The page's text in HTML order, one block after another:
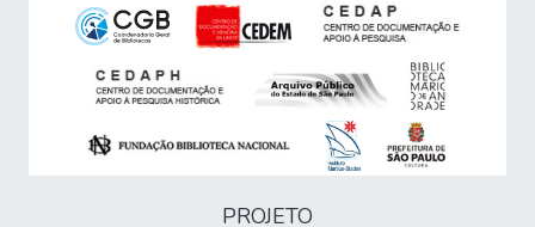
PROJETO